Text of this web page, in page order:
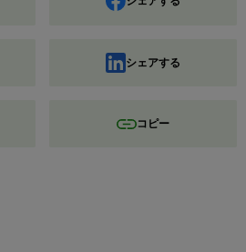
シェアする
コピー